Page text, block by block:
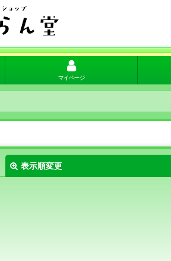
マイページ
表示順変更